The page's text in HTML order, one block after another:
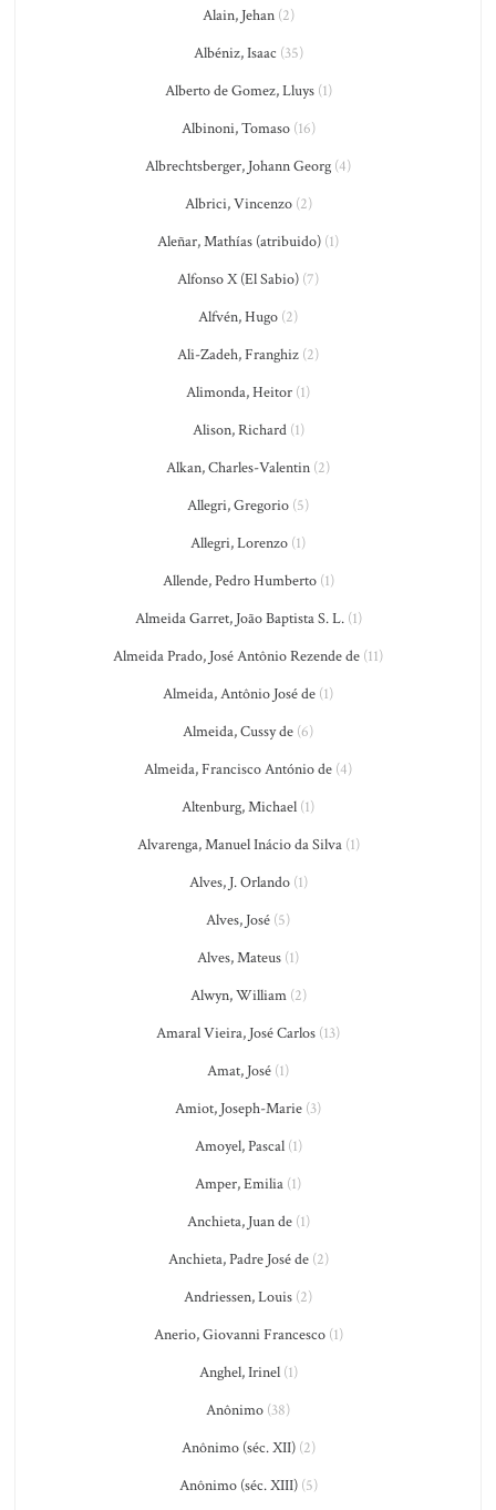
Alain, Jehan(2)
Albéniz, Isaac (35)
Alberto de Gomez, Lluys(1)
Albinoni, Tomaso(16)
Albrechtsberger, Johann Georg (4)
Albrici, Vincenzo(2)
Aleñar, Mathías (atribuido) (1)
Alfonso X (El Sabio) (7)
Alfvén, Hugo (2)
Ali-Zadeh, Franghiz (2)
Alimonda, Heitor (1)
Alison, Richard(1)
Alkan, Charles-Valentin (2)
Allegri, Gregorio (5)
Allegri, Lorenzo (1)
Allende, Pedro Humberto(1)
Almeida Garret, João Baptista S. L.(1)
Almeida Prado, José Antônio Rezende de (11)
Almeida, Antônio José de (1)
Almeida, Cussy de (6)
Almeida, Francisco António de (4)
Altenburg, Michael (1)
Alvarenga, Manuel Inácio da Silva(1)
Alves, J. Orlando(1)
Alves, José (5)
Alves, Mateus (1)
Alwyn, William(2)
Amaral Vieira, José Carlos (13)
Amat, José (1)
Amiot, Joseph-Marie (3)
Amoyel, Pascal(1)
Amper, Emilia (1)
Anchieta, Juan de(1)
Anchieta, Padre José de(2)
Andriessen, Louis (2)
Anerio, Giovanni Francesco(1)
Anghel, Irinel(1)
Anônimo (38)
Anônimo (séc. XII)(2)
Anônimo (séc. XIII)(5)